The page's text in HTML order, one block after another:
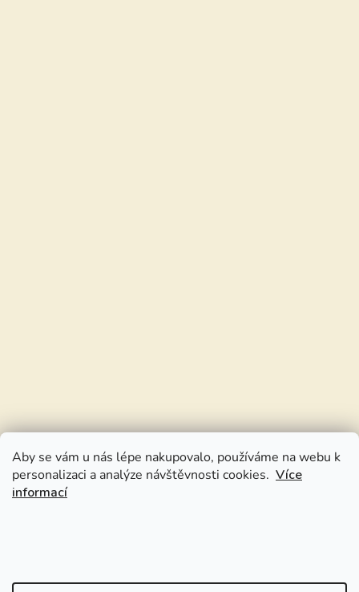
Aby se vám u nás lépe nakupovalo, používáme na webu k
personalizaci a analýze návštěvnosti cookies. Více
informací